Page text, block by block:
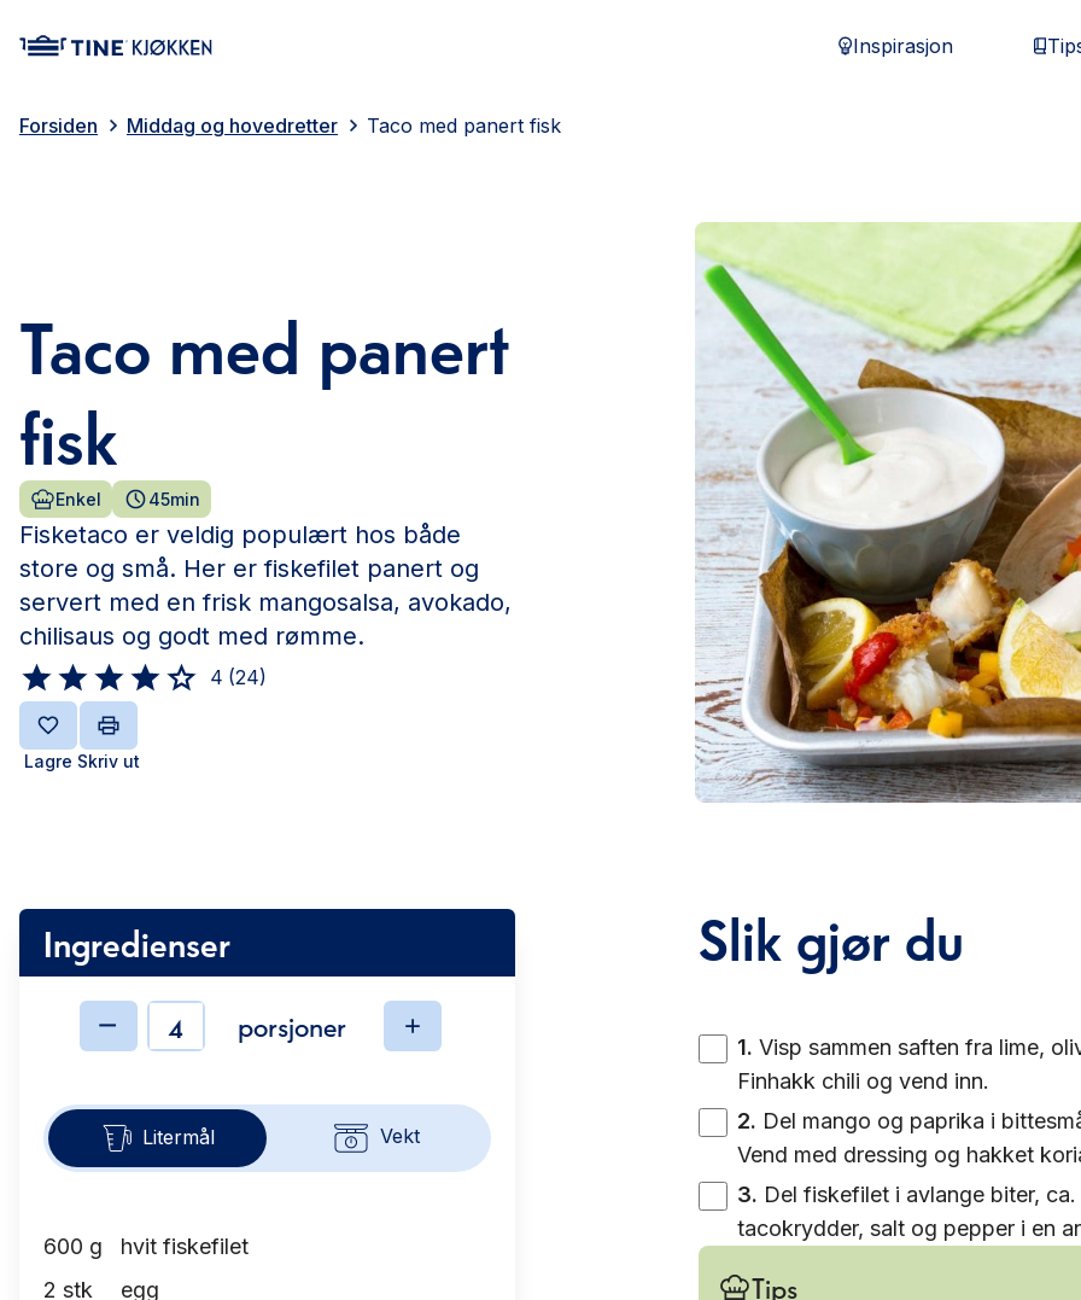
Inspirasjon
Forsiden Middag og hovedretter Taco med panert fisk
Taco med panert
fisk
Enkel 45min
Fisketaco er veldig populært hos både
store og små. Her er fiskefilet panert og
servert med en frisk mangosalsa, avokado,
chilisaus og godt med rømme.
4 (24)
Lagre Skriv ut
Ingredienser
Ingredienserporsjoner
Litermål Vekt
600 g
hvit fiskefilet
2 stk
egg
Slik gjør du
1. Visp sammen saften fra lime,
Finhakk chili og vend inn.
2. Del mango og paprika i
Vend med dressing og hakket
3. Del fiskefilet i avlange biter,
tacokrydder, salt og pepper i en
Tips